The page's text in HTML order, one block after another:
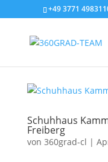
+49 3771
Schuhhaus
Freiberg
von 360grad-cl |